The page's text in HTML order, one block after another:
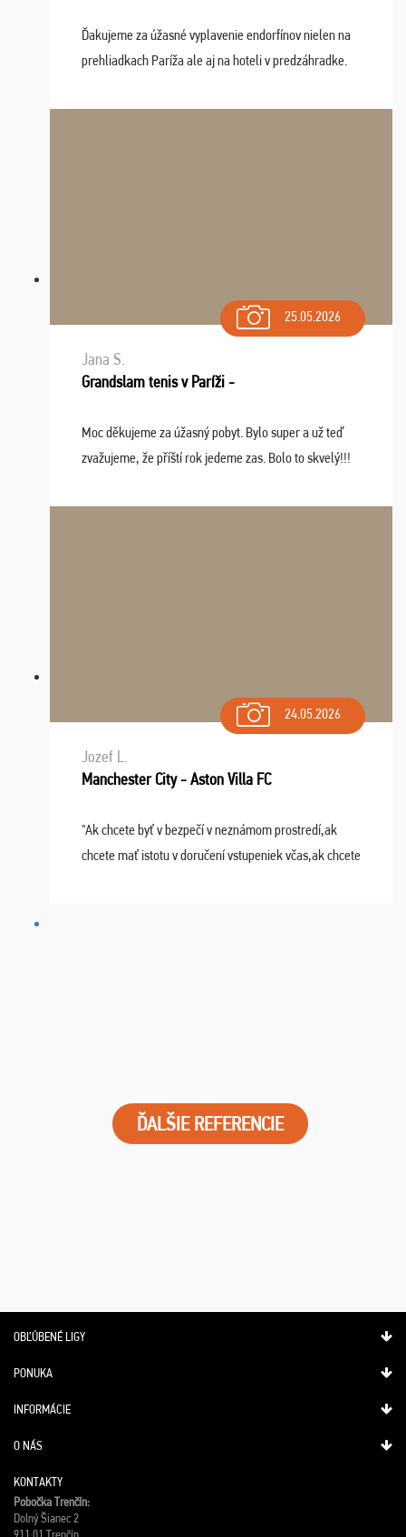
Ďakujeme za úžasné vyplavenie endorfínov nielen na
prehliadkach Paríža ale aj na hoteli v predzáhradke.
spomínať a zväžujeme repete budúci rok : ...
25.05.2026
Jana S.
Grandslam tenis v Paríži -
Moc děkujeme za úžasný pobyt. Bylo super a už teď
zvažujeme, že příští rok jedeme zas. Bolo to skvelý!!!
24.05.2026
Jozef L.
Manchester City - Aston Villa FC
"Ak chcete byť v bezpečí v neznámom prostredí,ak
chcete mať istotu v doručení vstupeniek včas,ak chcete
ĎALŠIE REFERENCIE
OBĽÚBENÉ LIGY
PONUKA
INFORMÁCIE
O NÁS
KONTAKTY
Pobočka Trenčín:
Dolný Šianec 2